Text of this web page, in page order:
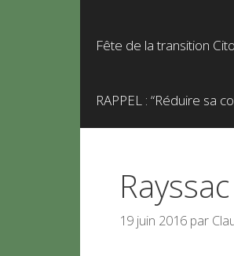
Fête de la transition
RAPPEL : “Réduire sa
19 juin 2016 par